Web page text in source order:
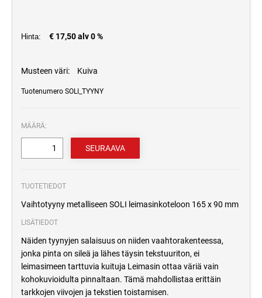
Hinta: € 17,50 alv 0 %
Musteen väri: Kuiva
Tuotenumero SOLI_TYYNY
MÄÄRÄ:
TUOTETIEDOT
Vaihtotyyny metalliseen SOLI leimasinkoteloon 165 x 90 mm
LISÄTIEDOT
Näiden tyynyjen salaisuus on niiden vaahtorakenteessa,
jonka pinta on sileä ja lähes täysin tekstuuriton, ei
leimasimeen tarttuvia kuituja Leimasin ottaa väriä vain
kohokuvioidulta pinnaltaan. Tämä mahdollistaa erittäin
tarkkojen viivojen ja tekstien toistamisen.